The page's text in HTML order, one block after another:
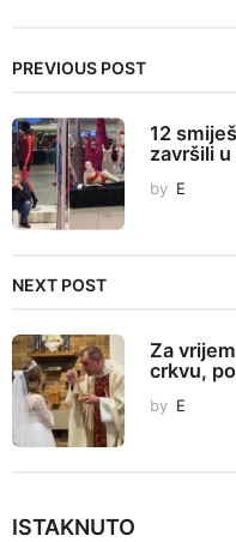
P
g
i
n
a
i
n
PREVIOUS POST
12
završili
by E
NEXT POST
Za
crkvu,
by E
ISTAKNUTO